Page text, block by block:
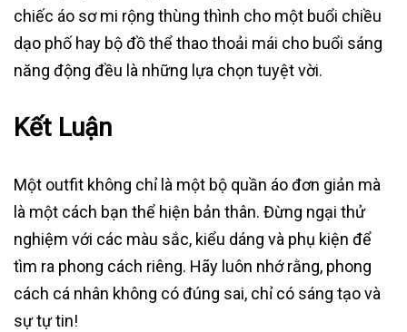
chiếc áo sơ mi rộng thùng thình cho một buổi chiều
dạo phố hay bộ đồ thể thao thoải mái cho buổi sáng
năng động đều là những lựa chọn tuyệt vời.
Kết Luận
Một outfit không chỉ là một bộ quần áo đơn giản mà
là một cách bạn thể hiện bản thân. Đừng ngại thử
nghiệm với các màu sắc, kiểu dáng và phụ kiện để
tìm ra phong cách riêng. Hãy luôn nhớ rằng, phong
cách cá nhân không có đúng sai, chỉ có sáng tạo và
sự tự tin!